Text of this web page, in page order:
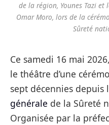
de la région, Younes Tazi
Omar Moro, lors de la
Sûreté
Ce samedi 16 mai
le théâtre d’une
sept décennies depuis
générale de la Sûreté
Organisée par la